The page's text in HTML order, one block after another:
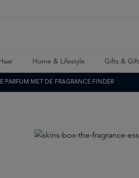
Home & Lifestyle Gifts &
PARFUM MET DE FRAGRANCE FINDER